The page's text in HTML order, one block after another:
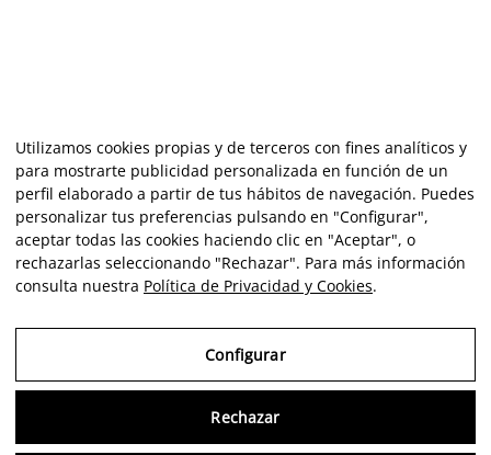
Utilizamos cookies propias y de terceros con fines analíticos y
para mostrarte publicidad personalizada en función de un
perfil elaborado a partir de tus hábitos de navegación. Puedes
personalizar tus preferencias pulsando en "Configurar",
aceptar todas las cookies haciendo clic en "Aceptar", o
rechazarlas seleccionando "Rechazar". Para más información
consulta nuestra Política de Privacidad y Cookies.
Configurar
Rechazar